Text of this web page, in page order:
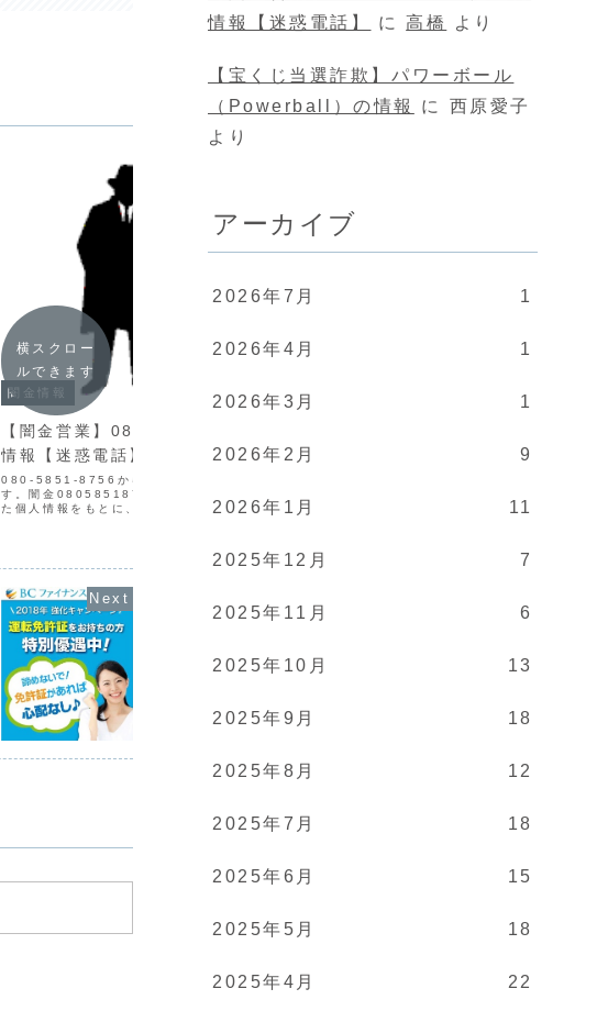
闇金情報
【闇金営業】08058518756の
情報【迷惑電話】
080-5851-8756からの電話は闇金で
す。闇金08058518756の営業手に入れ
た個人情報をもとに、融資の営業をかけ
葉遣いになり、嫌がらせを始めます。非
闇金情報
情報【迷惑電話】
た個人情報をもとに、融資の営業をかけ
葉遣いになり、嫌がらせを始めます。非
常に悪質...
横スクロー
ルできます
情報【迷惑電話】
に高橋 より
【宝くじ当選詐欺】パワーボール
（Powerball）の情報
に 西原愛子
より
アーカイブ
2026年7月 1
2026年4月 1
2026年3月 1
2026年2月 9
2026年1月 11
2025年12月 7
2025年11月 6
2025年10月 13
2025年9月 18
2025年8月 12
2025年7月 18
2025年6月 15
2025年5月 18
2025年4月 22